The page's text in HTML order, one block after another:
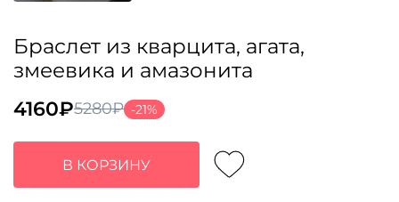
Браслет из кварцита, агата,
змеевика и амазонита
5280₽
Первоначальная
цена
составляла
5280₽.
4160₽
Текущая
цена:
4160₽.
-21%
В КОРЗИНУ